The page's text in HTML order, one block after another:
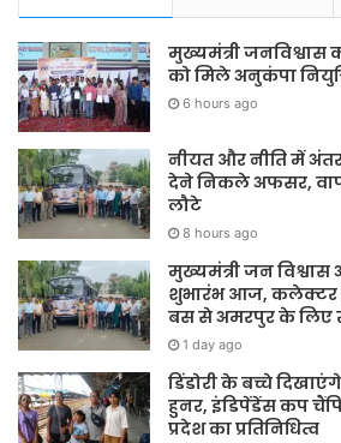
मुख्यमंत्री जनविश्वास
को मिले अनुकंपा
6 hours ago
नीयत और नीति में
देने निकले अफसर,
लौटे
8 hours ago
मुख्यमंत्री जन
शुभारंभ आज, कलेक्टर
बस से अमरपुर के लिए
1 day ago
डिंडोरी के बच्चे
हुनर, इंडिपेंडेंस कप
प्रदेश का प्रतिनिधित्व